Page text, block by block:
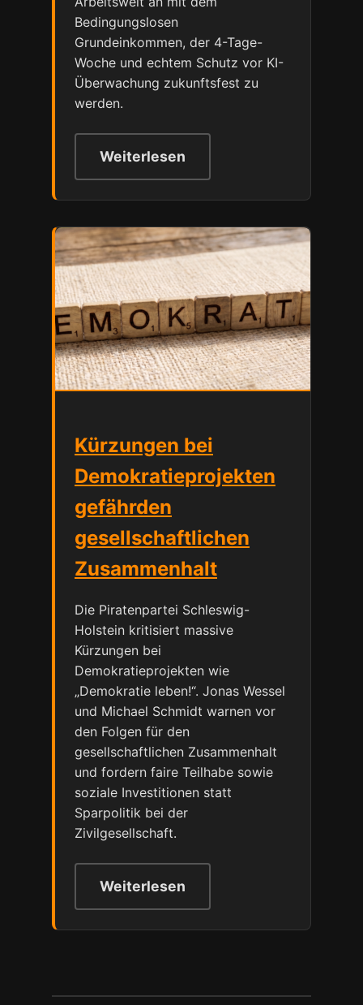
Bedingungslosen
Grundeinkommen, der 4-Tage-
Woche und echtem Schutz vor KI-
Überwachung zukunftsfest zu
werden.
Weiterlesen
Kürzungen bei
Demokratieprojekten
gefährden
gesellschaftlichen
Zusammenhalt
Die Piratenpartei Schleswig-
Holstein kritisiert massive
Kürzungen bei
Demokratieprojekten wie
„Demokratie leben!“. Jonas Wessel
und Michael Schmidt warnen vor
den Folgen für den
gesellschaftlichen Zusammenhalt
und fordern faire Teilhabe sowie
soziale Investitionen statt
Sparpolitik bei der
Zivilgesellschaft.
Weiterlesen